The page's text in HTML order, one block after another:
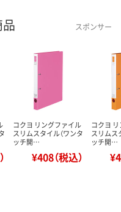
スポンサー
コクヨ リングファイル
スリムスタイル（ワンタ
ッチ開…
¥408（税込）
コクヨ
スリムス
ッチ開…